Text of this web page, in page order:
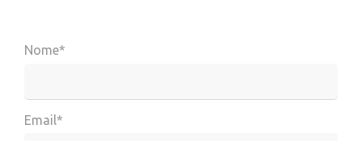
Nome*
Email*